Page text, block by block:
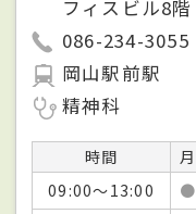
フィスビル8階
086-234-3055
岡山駅前駅
精神科
時間 月
09:00～13:00
●